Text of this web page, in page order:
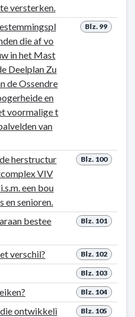
versterken.
Blz. 99
die af vo
in het Mast
Deelplan Zu
de Ossendre
en
voormalige t
van
Blz. 100
herstructur
VIV
een bou
en senioren.
Blz. 101
bestee
Blz. 102
verschil?
Blz. 103
Blz. 104
Blz. 105
ontwikkeli